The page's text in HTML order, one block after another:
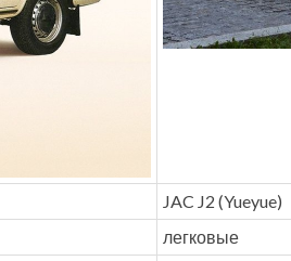
JAC J2 (Yueyue)
легковые